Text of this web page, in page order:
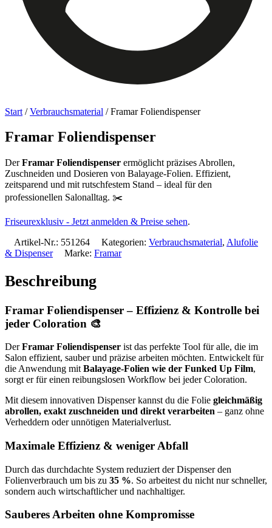
Start /Verbrauchsmaterial / Framar Foliendispenser
Framar Foliendispenser
DerFramar Foliendispenser ermöglicht präzises Abrollen,
Zuschneiden und Dosieren von Balayage-Folien. Effizient,
zeitsparend und mit rutschfestem Stand – ideal für den
professionellen Salonalltag. ✂️
Friseurexklusiv - Jetzt anmelden & Preise sehen.
Artikel-Nr.: 551264 Kategorien: Verbrauchsmaterial, Alufolie
& Dispenser
Marke: Framar
Beschreibung
Framar Foliendispenser – Effizienz & Kontrolle bei
jeder Coloration 🎨
DerFramar Foliendispenser ist das perfekte Tool für alle, die im
Salon effizient, sauber und präzise arbeiten möchten. Entwickelt für
die Anwendung mit Balayage-Folien wie der Funked Up Film,
sorgt er für einen reibungslosen Workflow bei jeder Coloration.
Mit diesem innovativen Dispenser kannst du die Folie gleichmäßig
abrollen, exakt zuschneiden und direkt verarbeiten – ganz ohne
Verheddern oder unnötigen Materialverlust.
Maximale Effizienz & weniger Abfall
Durch das durchdachte System reduziert der Dispenser den
Folienverbrauch um bis zu 35 %. So arbeitest du nicht nur schneller,
sondern auch wirtschaftlicher und nachhaltiger.
Sauberes Arbeiten ohne Kompromisse